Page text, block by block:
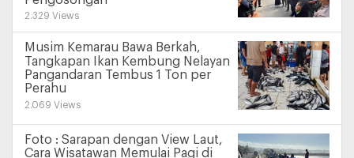
2.329 Views
Musim Kemarau Bawa Berkah,
Tangkapan Ikan Kembung Nelayan
Pangandaran Tembus 1 Ton per
Perahu
2.069 Views
Foto : Sarapan dengan View Laut,
Cara Wisatawan Memulai Pagi di